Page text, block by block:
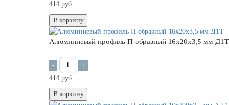
414 руб.
В корзину
Алюминиевый профиль П-образный 16х20х3,5 мм Д1Т
-
+
414 руб.
В корзину